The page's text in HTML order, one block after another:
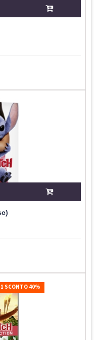
1 SCONTO 40%